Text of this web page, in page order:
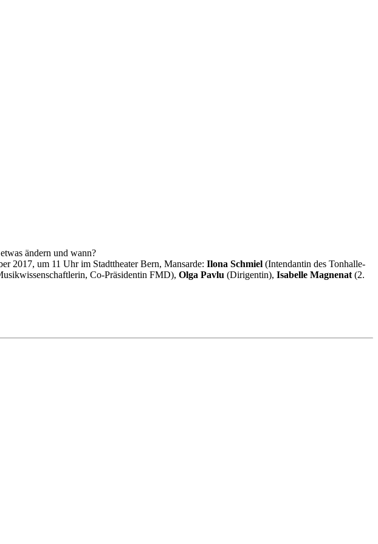
ändern und wann?
2017, um 11 Uhr im Stadttheater Bern, Mansarde: Ilona Schmiel (Intendantin des Tonhalle-
Co-Präsidentin FMD), Olga Pavlu (Dirigentin), Isabelle Magnenat (2.